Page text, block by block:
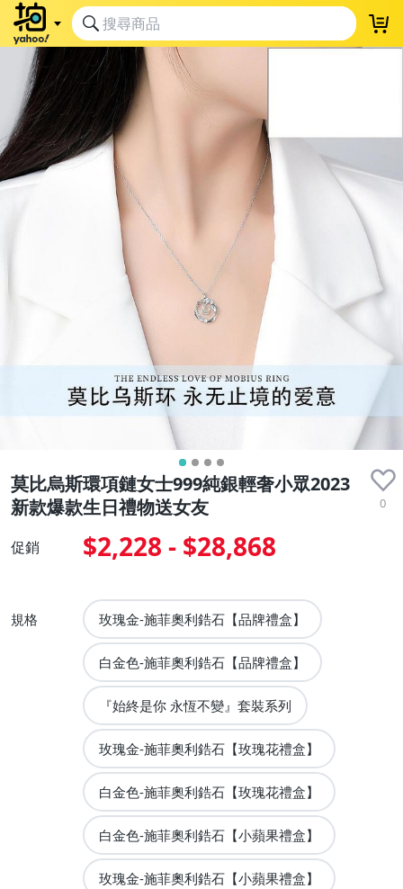
莫比烏斯環項鏈女士999純銀輕奢小眾2023
新款爆款生日禮物送女友
0
促銷 $2,228 - $28,868
規格 玫瑰金-施菲奧利鋯石【品牌禮盒】
白金色-施菲奧利鋯石【品牌禮盒】
『始終是你 永恆不變』套裝系列
玫瑰金-施菲奧利鋯石【玫瑰花禮盒】
白金色-施菲奧利鋯石【玫瑰花禮盒】
白金色-施菲奧利鋯石【小蘋果禮盒】
玫瑰金-施菲奧利鋯石【小蘋果禮盒】